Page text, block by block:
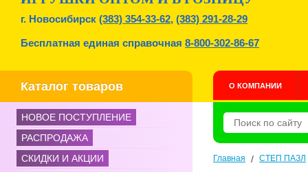
г. Новосибирск (383) 354-33-62, (383) 291-28-29
Бесплатная единая справочная 8-800-302-86-67
Каталог товаров О КОМПАНИИ
НОВОЕ ПОСТУПЛЕНИЕ
РАСПРОДАЖА
СКИДКИ И АКЦИИ
Главная / СТЕП ПАЗЛ